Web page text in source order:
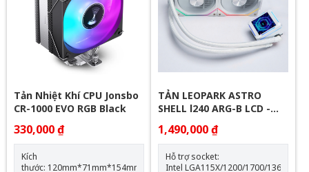
Tản Nhiệt Khí CPU Jonsbo
CR-1000 EVO RGB Black
330,000 ₫
Kích
thước: 120mm*71mm*154mm
TẢN LEOPARK ASTRO
SHELL l240 ARG-B LCD -
1,490,000 ₫
Hỗ trợ socket:
Intel LGA115X/1200/1700/1366